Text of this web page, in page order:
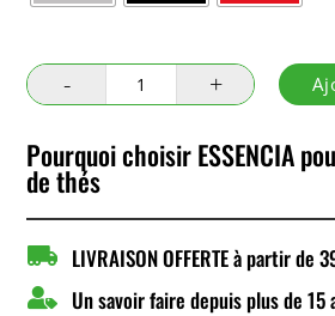
quantité
de
Vrac
Pourquoi choisir ESSENCIA
de thés
 LIVRAISON OFFERTE à partir de
 Un savoir faire depuis plus de 15